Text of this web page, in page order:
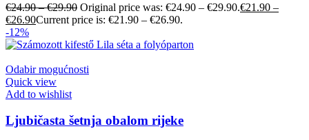
€24.90–€29.90 Original price was: €24.90 – €29.90.€21.90 –
€26.90Current price is: €21.90 – €26.90.
-12%
Odabir mogućnosti
Quick view
Add to wishlist
Ljubičasta šetnja obalom rijeke